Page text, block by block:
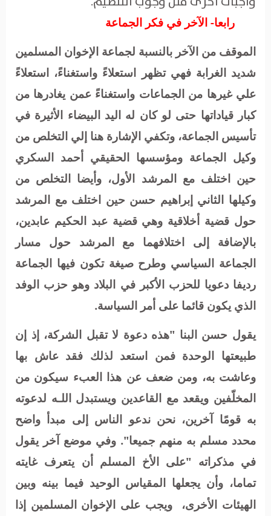
رابعا- الآخر في فكر الجماعة
الموقف من الآخر بالنسبة لجماعة الإخوان المسلمين
شديد الغرابة فهي تظهر استعلاءً واستغناءً، استعلاءً
علي غيرها من الجماعات واستغناءً عمن يغادرها من
كبار قياداتها حتى لو كان له اليد البيضاء الأثيرة في
تأسيس الجماعة، وتكفي الإشارة هنا إلي التخلص من
وكيل الجماعة ومؤسسها الحقيقي أحمد السكري
حين اختلف مع المرشد الأول، وأيضا التخلص من
وكيلها الثاني إبراهيم حسن حين اختلف مع المرشد
حول قضية أخلاقية وهي قضية عبد الحكيم عابدين،
بالإضافة إلى اختلافهما مع المرشد حول مسار
الجماعة السياسي وطرح صيغة تكون فيها الجماعة
رديفا دعويا للحزب الأكبر في البلاد وهو حزب الوفد
الذي يكون قائما على أمر السياسة.
يقول حسن البنا "هذه دعوة لا تقبل الشركة، إذ إن
طبيعتها الوحدة فمن استعد لذلك فقد عاش بها
وعاشت به، ومن ضعف عن هذا العبء سيكون من
المخلّفين ويقعد مع القاعدين ويستبدل اللـه لدعوته
به قومًا آخرين، نحن ندعو الناس إلى مبدأ واضح
محدد مسلم به منهم جميعا". وفي موضع آخر يقول
في مذكراته "على الأخ المسلم أن يتعرف غايته
تماما، وأن يجعلها المقياس الوحيد فيما بينه وبين
الهيئات الأخرى،
ويجب على الإخوان المسلمين إذا